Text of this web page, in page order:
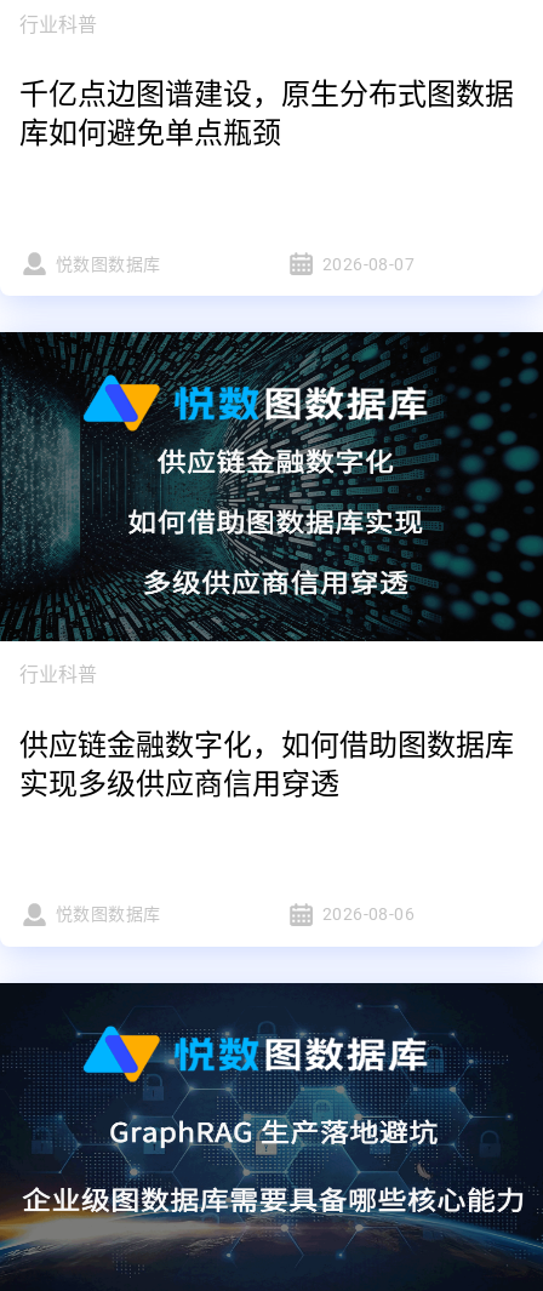
行业科普
千亿点边图谱建设，原生分布式图数据
库如何避免单点瓶颈
悦数图数据库 2026-08-07
行业科普
供应链金融数字化，如何借助图数据库
实现多级供应商信用穿透
悦数图数据库 2026-08-06